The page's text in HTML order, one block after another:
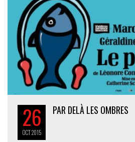
26
OCT2015
PAR DELÀ LES OMBRES